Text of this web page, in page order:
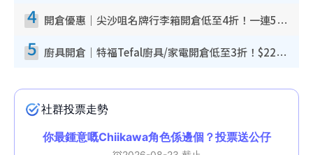
4 開倉優惠｜尖沙咀名牌行李箱開倉低至4折！一連5日 American Tourister/ace./Hallmark $200起！
5 廚具開倉｜特福Tefal廚具/家電開倉低至3折！$220起買平底鍋/炒鑊/湯煲！電飯煲/吸塵機/燙斗$418起